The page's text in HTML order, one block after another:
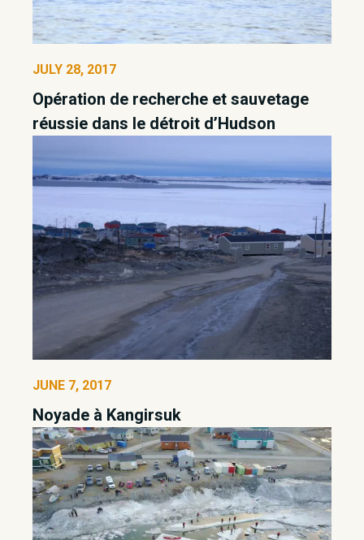
JULY 28, 2017
Opération de recherche et sauvetage
réussie dans le détroit d’Hudson
JUNE 7, 2017
Noyade à Kangirsuk